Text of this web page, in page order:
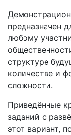
предназначен
любому
структуре
количестве и
сложности.
Приведённые
заданий с
этот вариант,